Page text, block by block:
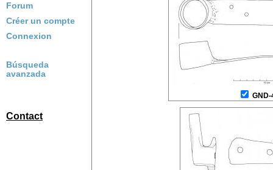
Forum
Créer un compte
Connexion
Búsqueda
avanzada
Contact
GND-